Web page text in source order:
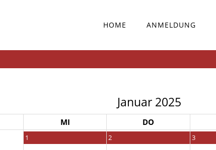
HOME ANMELDUNG
Januar 2025
MI DO
1 2 3